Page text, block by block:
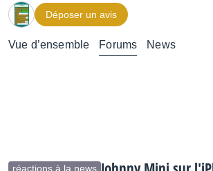
Déposer un avis
Vue d’ensemble Forums News
réactions à la news